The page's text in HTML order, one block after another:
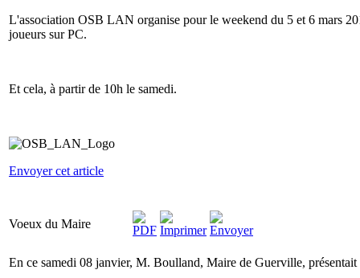
L'association OSB LAN organise pour le weekend du 5 et 6 mars
joueurs sur PC.
Et cela, à partir de 10h le samedi.
Envoyer cet article
Voeux du Maire
En ce samedi 08 janvier, M. Boulland, Maire de Guerville,